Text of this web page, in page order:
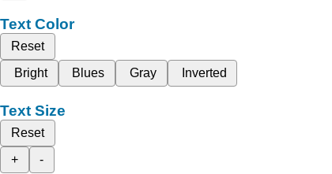
Text Color
Reset
Bright
Blues Gray Inverted
Text Size
Reset
+
-